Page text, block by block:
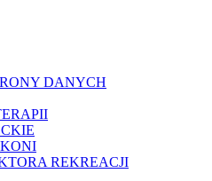
DANYCH
REKREACJI